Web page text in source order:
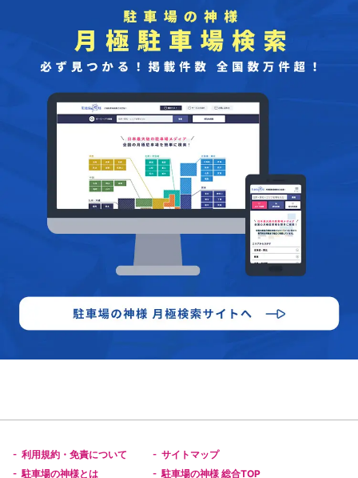
- 利用規約・免責について - サイトマップ
- 駐車場の神様とは - 駐車場の神様 総合TOP